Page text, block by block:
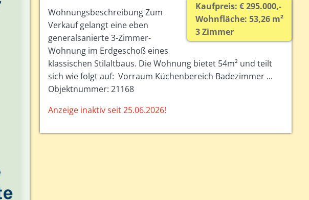
Kaufpreis: € 295.000,-
Wohnfläche: 53,26 m²
3 Zimmer
Wohnungsbeschreibung Zum
Verkauf gelangt eine eben
generalsanierte 3-Zimmer-
Wohnung im Erdgeschoß eines
klassischen Stilaltbaus. Die Wohnung bietet 54m² und teilt
sich wie folgt auf: Vorraum Küchenbereich Badezimmer ...
Objektnummer: 21168
Anzeige inaktiv seit 25.06.2026!